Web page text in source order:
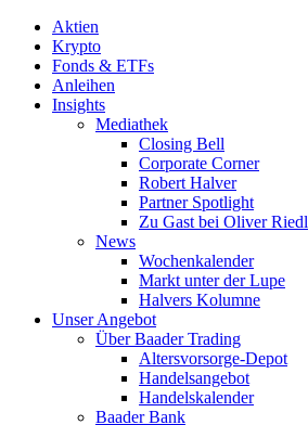
Aktien
Krypto
Fonds & ETFs
Anleihen
Insights
Mediathek
Closing Bell
Corporate Corner
Robert Halver
Partner Spotlight
Zu Gast bei Oliver Riedl
News
Wochenkalender
Markt unter der Lupe
Halvers Kolumne
Unser Angebot
Über Baader Trading
Altersvorsorge-Depot
Handelsangebot
Handelskalender
Baader Bank